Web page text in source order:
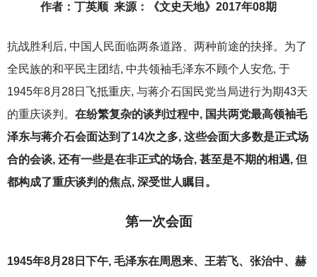
作者：丁英顺 来源：《文史天地》2017年08期
抗战胜利后, 中国人民面临两条道路、两种前途的抉择。为了
全民族的和平民主团结, 中共领袖毛泽东不顾个人安危, 于
1945年8月28日飞抵重庆, 与蒋介石国民党当局进行为期43天
的重庆谈判。 在纷繁复杂的谈判过程中, 国共两党最高领袖毛
泽东与蒋介石会面达到了14次之多, 这些会面大多数是正式场
合的会谈, 还有一些是在非正式的场合, 甚至是不期的相遇, 但
都构成了重庆谈判的焦点, 深受世人瞩目。
第一次会面
1945年8月28日下午, 毛泽东在周恩来、王若飞、张治中、赫